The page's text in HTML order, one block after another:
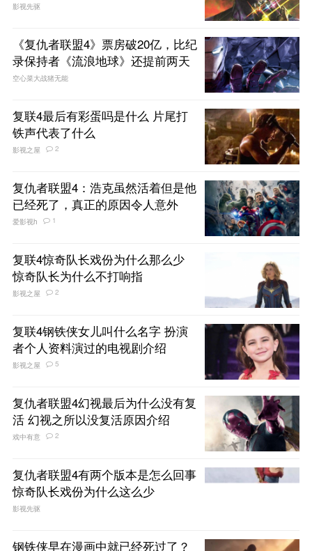
影视先驱
《复仇者联盟4》票房破20亿，比纪
录保持者《流浪地球》还提前两天
空心菜大战猪无能
复联4最后有彩蛋吗是什么 片尾打
铁声代表了什么
影视之屋 2
复仇者联盟4：浩克虽然活着但是他
已经死了，真正的原因令人意外
爱影视h 1
复联4惊奇队长戏份为什么那么少
惊奇队长为什么不打响指
影视之屋 2
复联4钢铁侠女儿叫什么名字 扮演
者个人资料演过的电视剧介绍
影视之屋 5
复仇者联盟4幻视最后为什么没有复
活 幻视之所以没复活原因介绍
戏中有意 2
复仇者联盟4有两个版本是怎么回事
惊奇队长戏份为什么这么少
影视先驱
钢铁侠早在漫画中就已经死过了？